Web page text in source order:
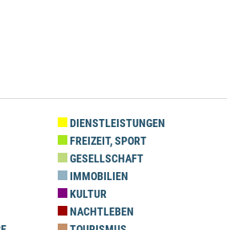
DIENSTLEISTUNGEN
FREIZEIT, SPORT
GESELLSCHAFT
IMMOBILIEN
KULTUR
NACHTLEBEN